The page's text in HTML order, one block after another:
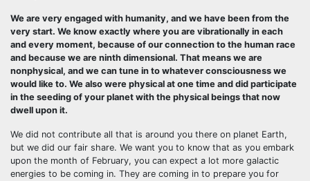
We are very engaged with humanity, and we have been from the
very start. We know exactly where you are vibrationally in each
and every moment, because of our connection to the human race
and because we are ninth dimensional. That means we are
nonphysical, and we can tune in to whatever consciousness we
would like to. We also were physical at one time and did participate
in the seeding of your planet with the physical beings that now
dwell upon it.
We did not contribute all that is around you there on planet Earth,
but we did our fair share. We want you to know that as you embark
upon the month of February, you can expect a lot more galactic
energies to be coming in. They are coming in to prepare you for